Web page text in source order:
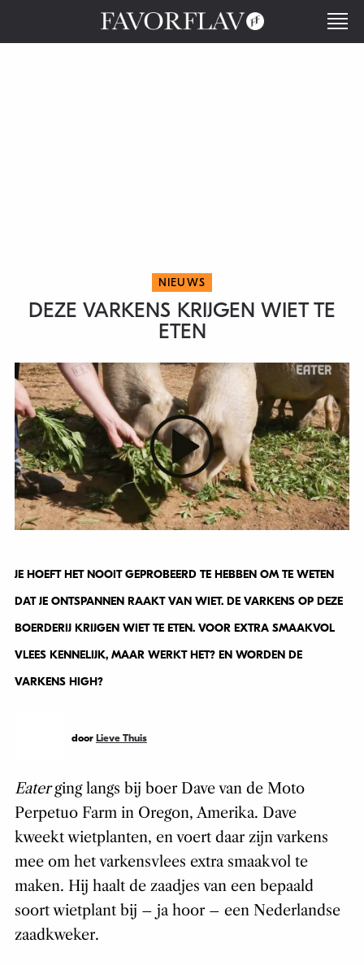
NIEUWS
DEZE VARKENS KRIJGEN WIET TE
ETEN
JE HOEFT HET NOOIT GEPROBEERD TE HEBBEN OM TE WETEN
DAT JE ONTSPANNEN RAAKT VAN WIET. DE VARKENS OP DEZE
BOERDERIJ KRIJGEN WIET TE ETEN. VOOR EXTRA SMAAKVOL
VLEES KENNELIJK, MAAR WERKT HET? EN WORDEN DE
VARKENS HIGH?
door Lieve Thuis
Eaterging langs bij boer Dave van de Moto
Perpetuo Farm in Oregon, Amerika. Dave
kweekt wietplanten, en voert daar zijn varkens
mee om het varkensvlees extra smaakvol te
maken. Hij haalt de zaadjes van een bepaald
soort wietplant bij – ja hoor – een Nederlandse
zaadkweker.